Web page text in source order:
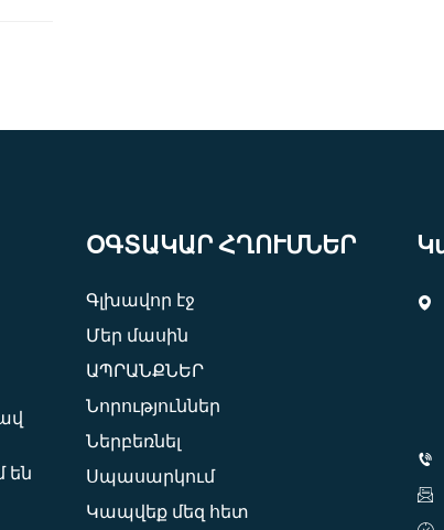
են
ՕԳՏԱԿԱՐ ՀՂՈՒՄՆԵՐ
Գլխավոր էջ
Մեր մասին
ԱՊՐԱՆՔՆԵՐ
Նորություններ
Ներբեռնել
Սպասարկում
Կապվեք մեզ հետ